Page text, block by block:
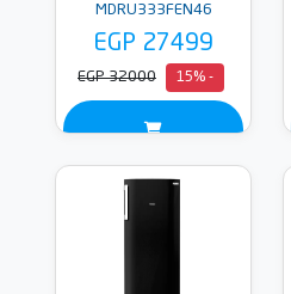
MDRU333FEN46
EGP 27499
- 15%
EGP 32000